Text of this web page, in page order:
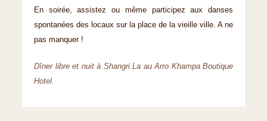
En soirée, assistez ou même participez aux danses
spontanées des locaux sur la place de la vieille ville. A ne
pas manquer !
Dîner libre et nuit à Shangri La au Arro Khampa Boutique
Hotel.